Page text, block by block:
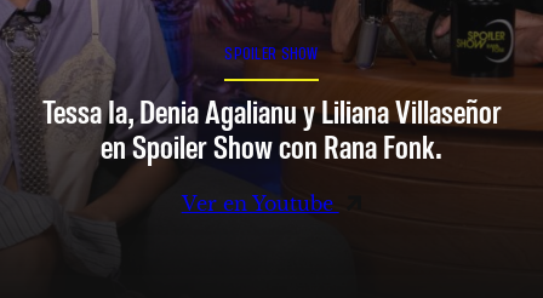
SPOILER SHOW
Tessa Ia, Denia Agalianu y Liliana Villaseñor
en Spoiler Show con Rana Fonk.
Ver en Youtube